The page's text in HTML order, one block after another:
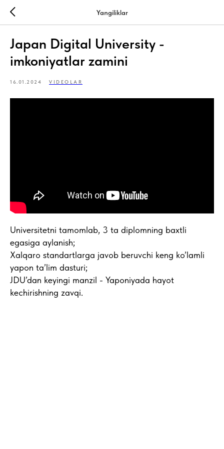
Yangiliklar
Japan Digital University -
imkoniyatlar zamini
16.01.2024 VIDEOLAR
Universitetni tamomlab, 3 ta diplomning baxtli
egasiga aylanish;
Xalqaro standartlarga javob beruvchi keng ko’lamli
yapon ta’lim dasturi;
JDU’dan keyingi manzil - Yaponiyada hayot
kechirishning zavqi.